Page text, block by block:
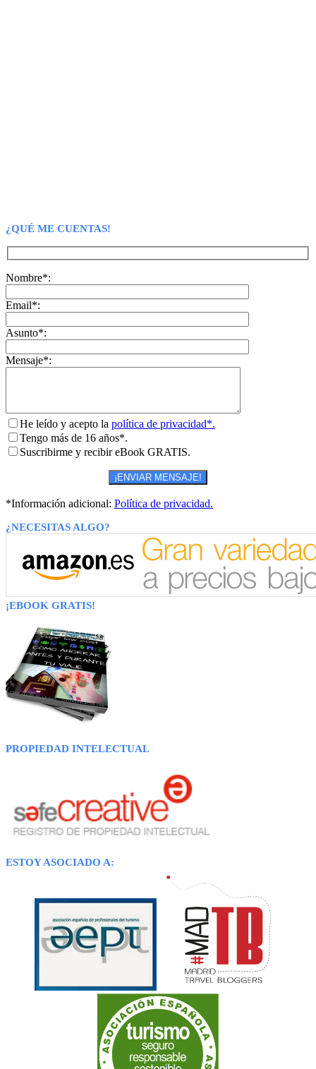
¿QUÉ ME CUENTAS!
Nombre*:
Email*:
Asunto*:
Mensaje*:
He leído y acepto la política de privacidad*.
Tengo más de 16 años*.
Suscribirme y recibir eBook GRATIS.
*Información adicional: Política de privacidad.
¿NECESITAS ALGO?
¡EBOOK GRATIS!
PROPIEDAD INTELECTUAL
ESTOY ASOCIADO A: